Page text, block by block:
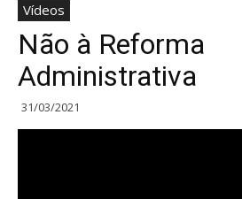
Vídeos
Não à Reforma
Administrativa
31/03/2021